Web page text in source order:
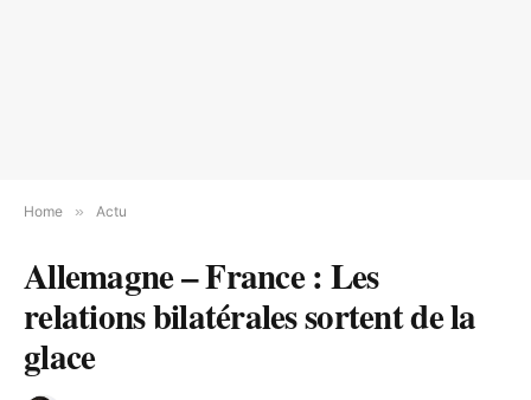
Home » Actu
Allemagne – France : Les
relations bilatérales sortent de la
glace